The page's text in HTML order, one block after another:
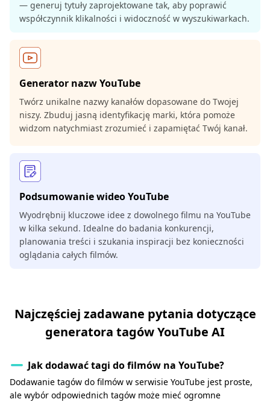
— generuj tytuły zaprojektowane tak, aby poprawić
współczynnik klikalności i widoczność w wyszukiwarkach.
Generator nazw YouTube
Twórz unikalne nazwy kanałów dopasowane do Twojej
niszy. Zbuduj jasną identyfikację marki, która pomoże
widzom natychmiast zrozumieć i zapamiętać Twój kanał.
Podsumowanie wideo YouTube
Wyodrębnij kluczowe idee z dowolnego filmu na YouTube
w kilka sekund. Idealne do badania konkurencji,
planowania treści i szukania inspiracji bez konieczności
oglądania całych filmów.
Najczęściej zadawane pytania dotyczące
generatora tagów YouTube AI
Jak dodawać tagi do filmów na YouTube?
Dodawanie tagów do filmów w serwisie YouTube jest proste,
ale wybór odpowiednich tagów może mieć ogromne